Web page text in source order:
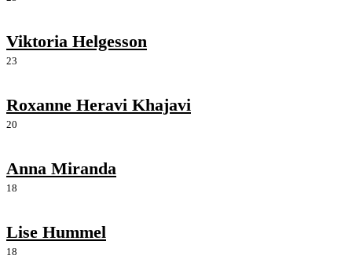
Viktoria Helgesson
23
Roxanne Heravi Khajavi
20
Anna Miranda
18
Lise Hummel
18